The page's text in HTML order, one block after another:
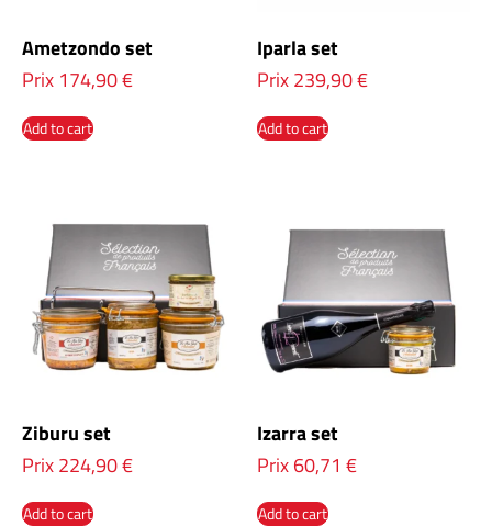
Ametzondo set
Prix 174,90€
Add to cart
Iparla set
Prix239,90€
Add to cart
Ziburu set
Prix224,90€
Add to cart
Izarra set
Prix60,71 €
Add to cart